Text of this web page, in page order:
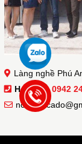
Làng nghề Phú
Hotline :0942